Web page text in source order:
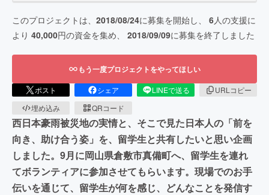
このプロジェクトは、 2018/08/24に募集を開始し、 6人の支援に
より 40,000円の資金を集め、 2018/09/09に募集を終了しました
もう一度プロジェクトをやってほしい
ポスト シェア LINEで送る
URLコピー
埋め込み
QRコード
西日本豪雨被災地の実情と、そこで見た日本人の「前を
向き、助け合う姿」を、留学生と共有したいと思い企画
しました。9月に岡山県倉敷市真備町へ、留学生を連れ
てボランティアに参加させてもらいます。現場でのお手
伝いを通じて、留学生が何を感じ、どんなことを発信す